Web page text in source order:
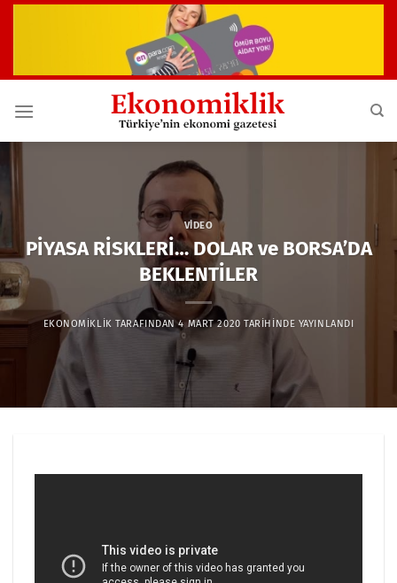
VIDEO
PİYASA RİSKLERİ… DOLAR ve BORSA’DA
BEKLENTİLER
EKONOMIKLIK TARAFINDAN 4 MART 2020 TARIHINDE YAYINLANDI